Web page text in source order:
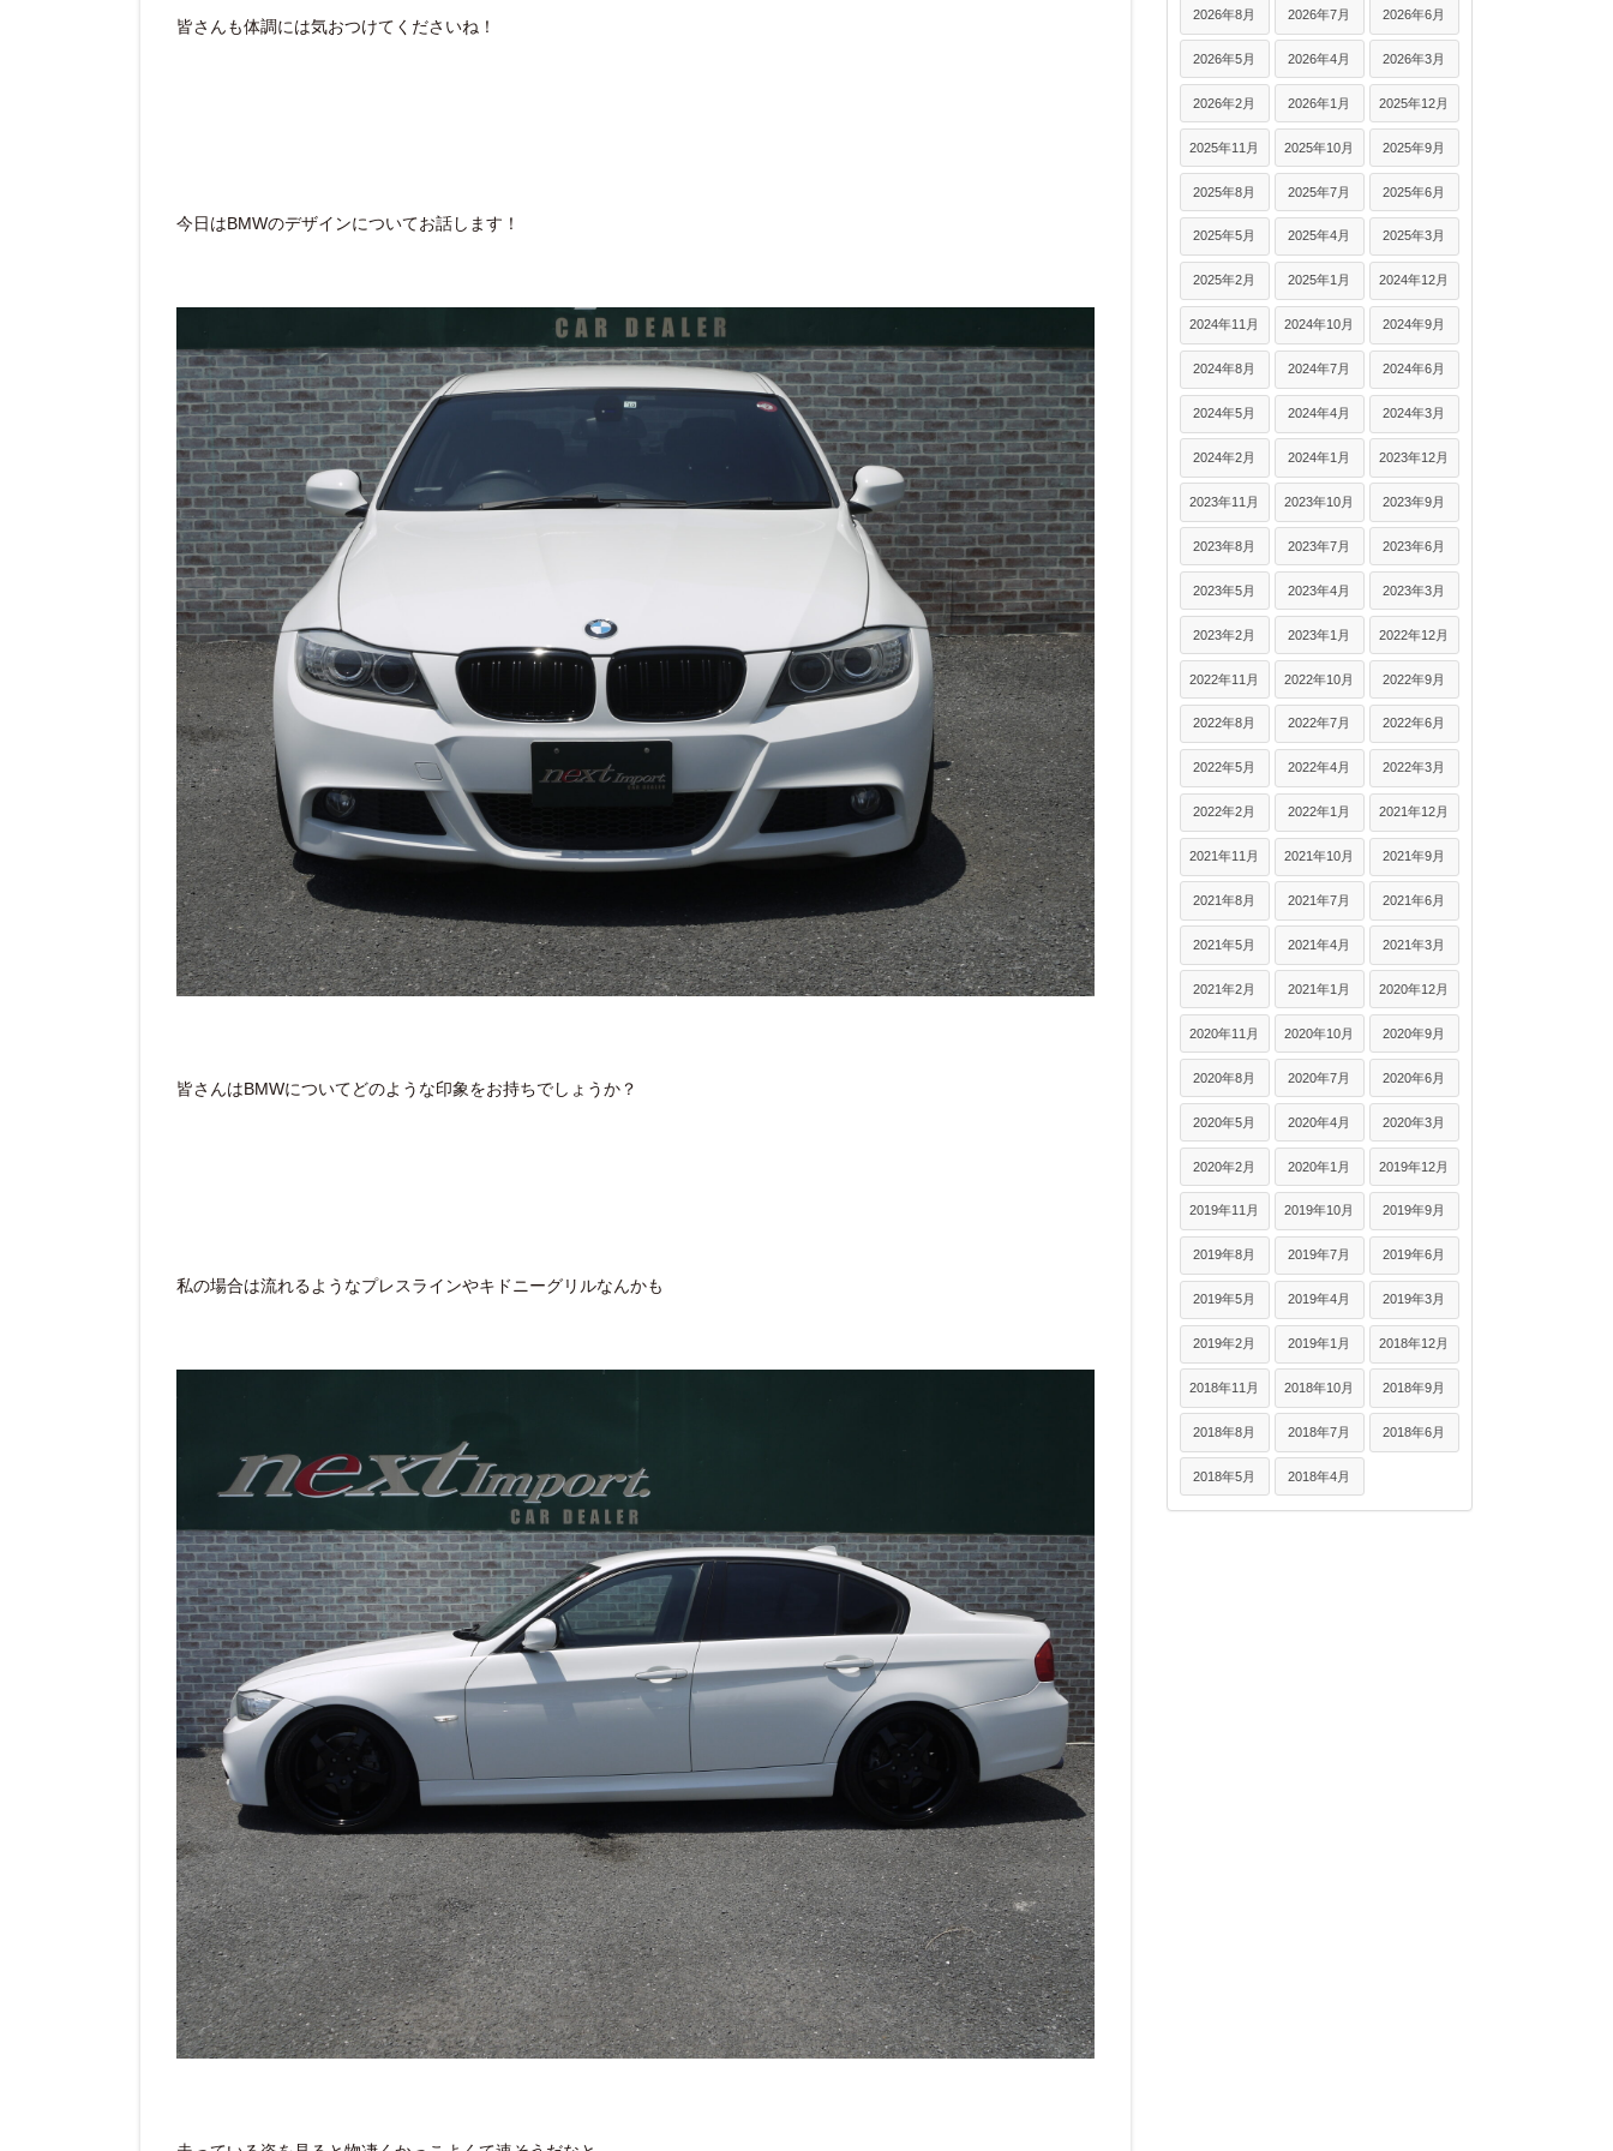
皆さんも体調には気おつけてくださいね！
今日はBMWのデザインについてお話します！
皆さんはBMWについてどのような印象をお持ちでしょうか？
私の場合は流れるようなプレスラインやキドニーグリルなんかも
2026年8月 2026年7月 2026年6月
2026年5月 2026年4月 2026年3月
2026年2月 2026年1月 2025年12月
2025年11月 2025年10月 2025年9月
2025年8月 2025年7月 2025年6月
2025年5月 2025年4月 2025年3月
2025年2月 2025年1月 2024年12月
2024年11月 2024年10月 2024年9月
2024年8月 2024年7月 2024年6月
2024年5月 2024年4月 2024年3月
2024年2月 2024年1月 2023年12月
2023年11月 2023年10月 2023年9月
2023年8月 2023年7月 2023年6月
2023年5月 2023年4月 2023年3月
2023年2月 2023年1月 2022年12月
2022年11月 2022年10月 2022年9月
2022年8月 2022年7月 2022年6月
2022年5月 2022年4月 2022年3月
2022年2月 2022年1月 2021年12月
2021年11月 2021年10月 2021年9月
2021年8月 2021年7月 2021年6月
2021年5月 2021年4月 2021年3月
2021年2月 2021年1月 2020年12月
2020年11月 2020年10月 2020年9月
2020年8月 2020年7月 2020年6月
2020年5月 2020年4月 2020年3月
2020年2月 2020年1月 2019年12月
2019年11月 2019年10月 2019年9月
2019年8月 2019年7月 2019年6月
2019年5月 2019年4月 2019年3月
2019年2月 2019年1月 2018年12月
2018年11月 2018年10月 2018年9月
2018年8月 2018年7月 2018年6月
2018年5月 2018年4月